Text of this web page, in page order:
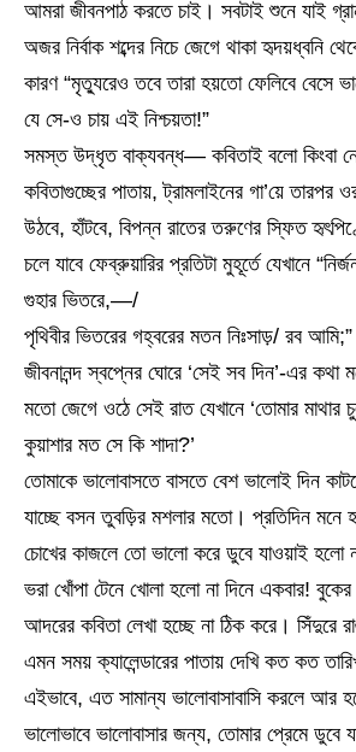
আমরা জীবনপাঠ করতে চাই। সবটাই শুনে যাই
অজর নির্বাক শব্দের নিচে জেগে থাকা হৃদয়ধ্বনি
কারণ “মৃত্যুরেও তবে তারা হয়তো ফেলিবে বেসে
যে সে-ও চায় এই নিশ্চয়তা!”
সমস্ত উদ্ধৃত বাক্যবন্ধ— কবিতাই বলো কিংবা
কবিতাগুচ্ছের পাতায়, ট্রামলাইনের গা’য়ে
উঠবে, হাঁটবে, বিপন্ন রাতের তরুণের স্ফিত
চলে যাবে ফেব্রুয়ারির প্রতিটা মুহূর্তে যেখানে
গুহার ভিতরে,—/
পৃথিবীর ভিতরের গহ্বরের মতন নিঃসাড়/ রব
জীবনানন্দ স্বপ্নের ঘোরে ‘সেই সব দিন’-এর কথা
মতো জেগে ওঠে সেই রাত যেখানে ‘তোমার মাথার
কুয়াশার মত সে কি শাদা?’
তোমাকে ভালোবাসতে বাসতে বেশ ভালোই দিন
যাচ্ছে বসন তুবড়ির মশলার মতো। প্রতিদিন মনে
চোখের কাজলে তো ভালো করে ডুবে যাওয়াই হলো
ভরা খোঁপা টেনে খোলা হলো না দিনে একবার!
আদরের কবিতা লেখা হচ্ছে না ঠিক করে। সিঁদুরে
এমন সময় ক্যালেন্ডারের পাতায় দেখি কত কত
এইভাবে, এত সামান্য ভালোবাসাবাসি করলে
ভালোভাবে ভালোবাসার জন্য, তোমার প্রেমে ডুবে